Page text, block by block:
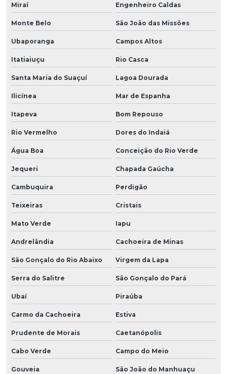
Miraí Engenheiro Caldas
Monte Belo São João das Missões
Ubaporanga Campos Altos
Itatiaiuçu Rio Casca
Santa Maria do Suaçuí Lagoa Dourada
Ilicínea Mar de Espanha
Itapeva Bom Repouso
Rio Vermelho Dores do Indaiá
Água Boa Conceição do Rio Verde
Jequeri Chapada Gaúcha
Cambuquira Perdigão
Teixeiras Cristais
Mato Verde Iapu
Andrelândia Cachoeira de Minas
São Gonçalo do Rio Abaixo Virgem da Lapa
Serra do Salitre São Gonçalo do Pará
Ubaí Piraúba
Carmo da Cachoeira Estiva
Prudente de Morais Caetanópolis
Cabo Verde Campo do Meio
Gouveia São João do Manhuaçu